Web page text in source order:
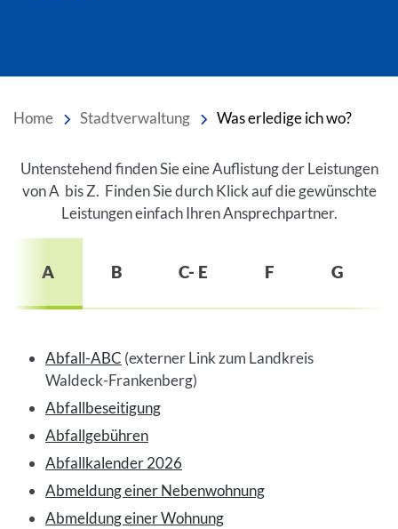
Home Stadtverwaltung Was erledige ich wo?
Inhalt
Untenstehend finden Sie eine Auflistung der Leistungen
von A bis Z. Finden Sie durch Klick auf die gewünschte
Leistungen einfach Ihren Ansprechpartner.
A B C- E F G
Abfall-ABC (externer Link zum Landkreis
Waldeck-Frankenberg)
Abfallbeseitigung
Abfallgebühren
Abfallkalender 2026
Abmeldung einer Nebenwohnung
Abmeldung einer Wohnung